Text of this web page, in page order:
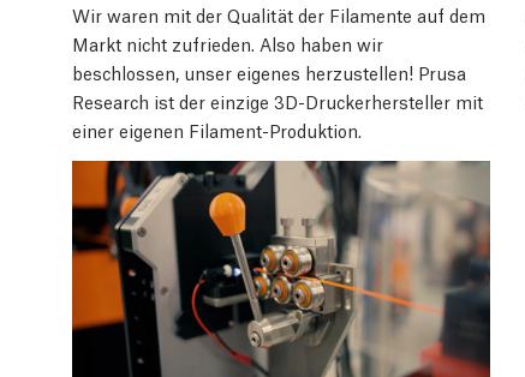
Wir waren mit der Qualität der Filamente auf dem
Markt nicht zufrieden. Also haben wir
beschlossen, unser eigenes herzustellen! Prusa
Research ist der einzige 3D-Druckerhersteller mit
einer eigenen Filament-Produktion.